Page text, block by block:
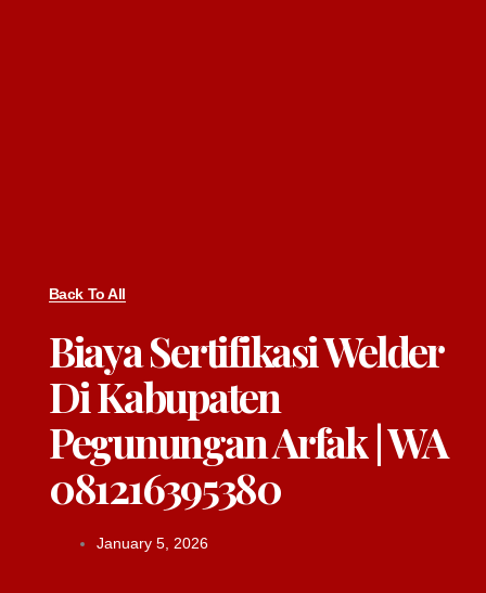
Back To All
Biaya Sertifikasi Welder
Di Kabupaten
Pegunungan Arfak | WA
081216395380
January 5, 2026